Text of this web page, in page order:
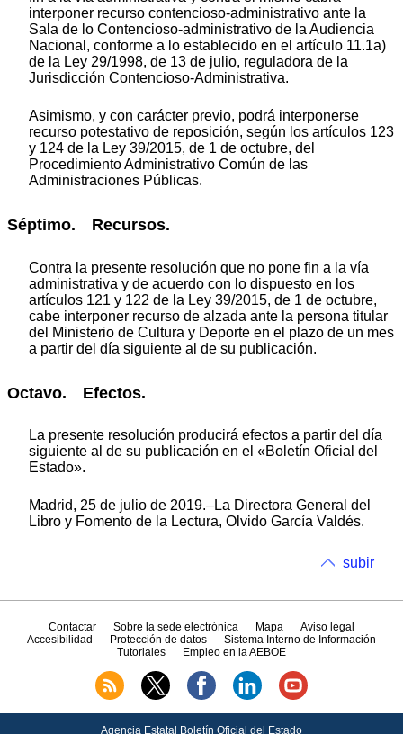
interponer recurso contencioso-administrativo ante la
Sala de lo Contencioso-administrativo de la Audiencia
Nacional, conforme a lo establecido en el artículo 11.1a)
de la Ley 29/1998, de 13 de julio, reguladora de la
Jurisdicción Contencioso-Administrativa.
Asimismo, y con carácter previo, podrá interponerse
recurso potestativo de reposición, según los artículos 123
y 124 de la Ley 39/2015, de 1 de octubre, del
Procedimiento Administrativo Común de las
Administraciones Públicas.
Séptimo. Recursos.
Contra la presente resolución que no pone fin a la vía
administrativa y de acuerdo con lo dispuesto en los
artículos 121 y 122 de la Ley 39/2015, de 1 de octubre,
cabe interponer recurso de alzada ante la persona titular
del Ministerio de Cultura y Deporte en el plazo de un mes
a partir del día siguiente al de su publicación.
Octavo. Efectos.
La presente resolución producirá efectos a partir del día
siguiente al de su publicación en el «Boletín Oficial del
Estado».
Madrid, 25 de julio de 2019.–La Directora General del
Libro y Fomento de la Lectura, Olvido García Valdés.
subir
Contactar Sobre la sede electrónica Mapa
Aviso legal
Accesibilidad
Protección de datos
Sistema Interno de Información
Tutoriales
Empleo en la AEBOE
Agencia Estatal Boletín Oficial del Estado